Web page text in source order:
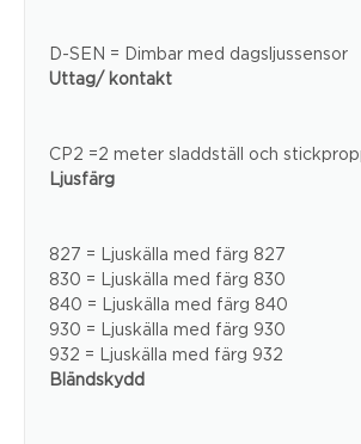
D-SEN = Dimbar med dagsljussensor
Uttag/ kontakt
CP2 =2 meter sladdställ och
Ljusfärg
827 = Ljuskälla med färg 827
830 = Ljuskälla med färg 830
840 = Ljuskälla med färg 840
930 = Ljuskälla med färg 930
932 = Ljuskälla med färg 932
Bländskydd